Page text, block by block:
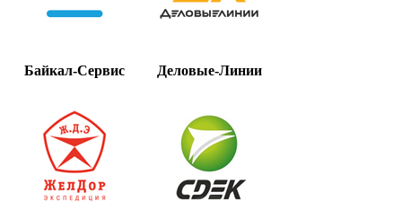
Байкал-Сервис Деловые-Линии